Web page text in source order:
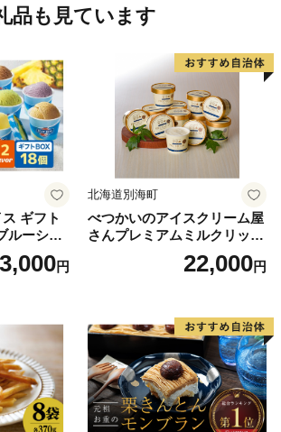
品も見ています
ギフト
ルーシー
ルアイ
定可能 送
合わせ バ
ョコレー
スタチオ
ウベ 沖縄
沖縄シ
黒糖 琉球
沖縄パ
円
北海道別海町
べつかいのアイスクリーム屋
さんプレミアムミルクリッチ
12個（AP-01）（ 北海道アイ
ス 北海道産アイス アイス ア
道産アイス 道産アイスクリ
ーム ギフト 詰合せ 詰め合わ
せ ふるさと納税 ）
22,000円